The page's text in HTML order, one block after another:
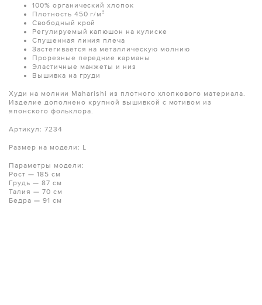
100% органический хлопок
Плотность 450 г/м²
Свободный крой
Регулируемый капюшон на кулиске
Спущенная линия плеча
Застегивается на металлическую молнию
Прорезные передние карманы
Эластичные манжеты и низ
Вышивка на груди
Худи на молнии Maharishi из плотного хлопкового материала.
Изделие дополнено крупной вышивкой с мотивом из
японского фольклора.
Артикул: 7234
Размер на модели: L
Параметры модели:
Рост — 185 см
Грудь — 87 см
Талия — 70 см
Бедра — 91 см